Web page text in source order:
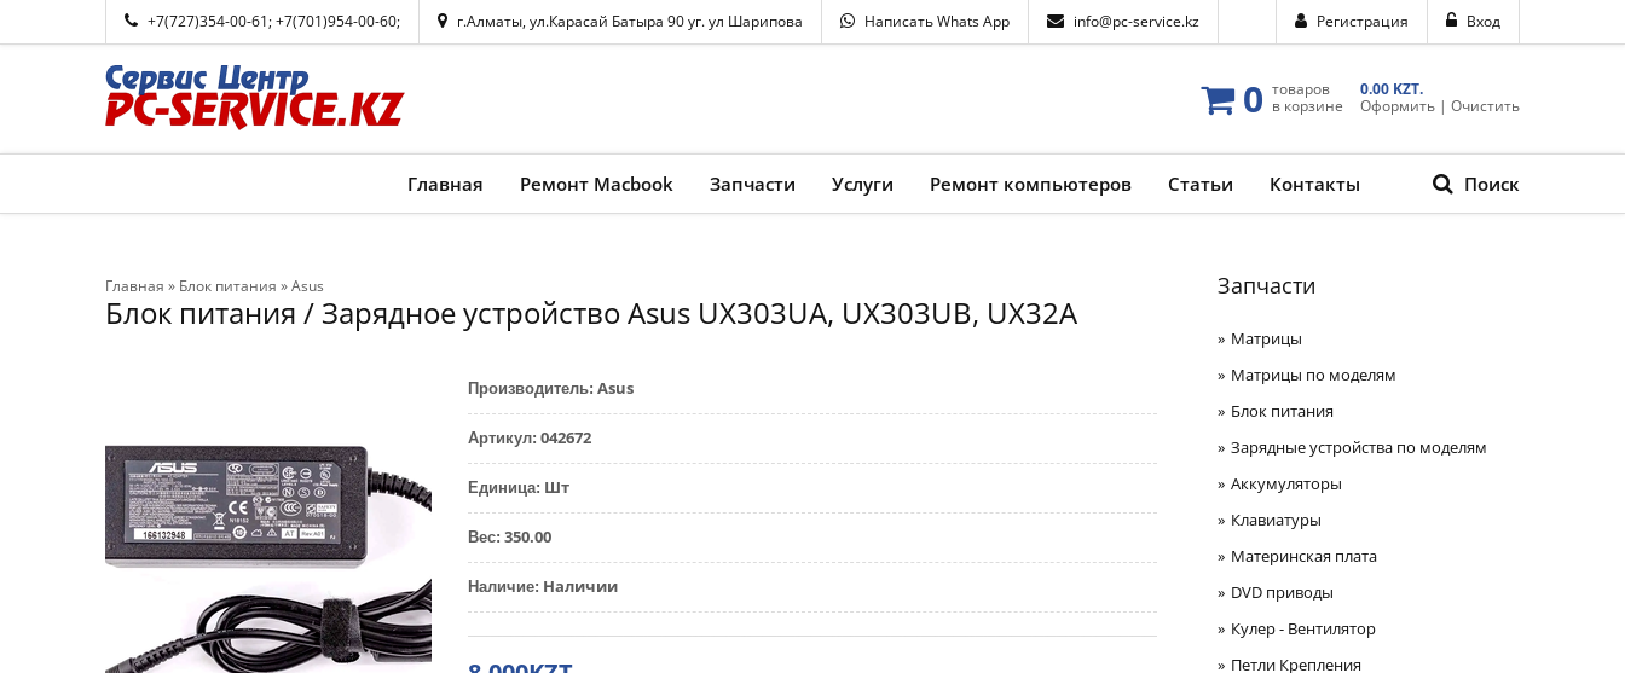
+7(727)354-00-61;+7(701)954-00-60; г.Алматы, ул.Карасай Батыра 90 уг. ул Шарипова Написать Whats App info@pc-service.kz Вход
Регистрация
0 товаров
в корзине
0.00 KZT.
Оформить | Очистить
Поиск
Главная Ремонт Macbook Запчасти Услуги Ремонт компьютеров Статьи Контакты
Главная » Блок питания »Asus
Блок питания / Зарядное устройство Asus UX303UA, UX303UB, UX32A
Производитель: Asus
Артикул: 042672
Единица: Шт
Вес: 350.00
Наличие: Наличии
Запчасти
Матрицы
Матрицы по моделям
Блок питания
Зарядные устройства по моделям
Аккумуляторы
Клавиатуры
Материнская плата
DVD приводы
Кулер - Вентилятор
Петли Крепления